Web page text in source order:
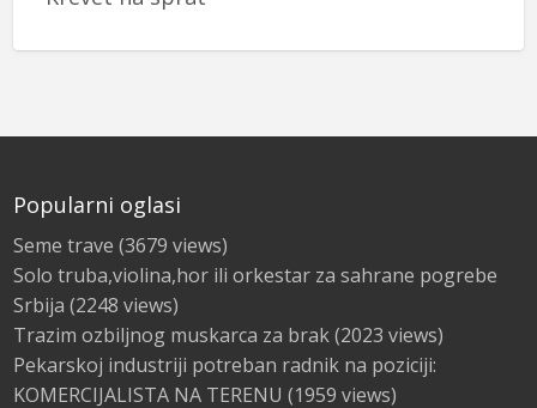
Popularni oglasi
Seme trave (3679 views)
Solo truba,violina,hor ili orkestar za sahrane pogrebe
Srbija (2248 views)
Trazim ozbiljnog muskarca za brak(2023 views)
Pekarskoj industriji potreban radnik na poziciji:
KOMERCIJALISTA NA TERENU (1959 views)